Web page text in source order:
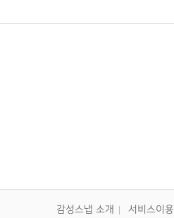
감성스냅 소개 서비스이